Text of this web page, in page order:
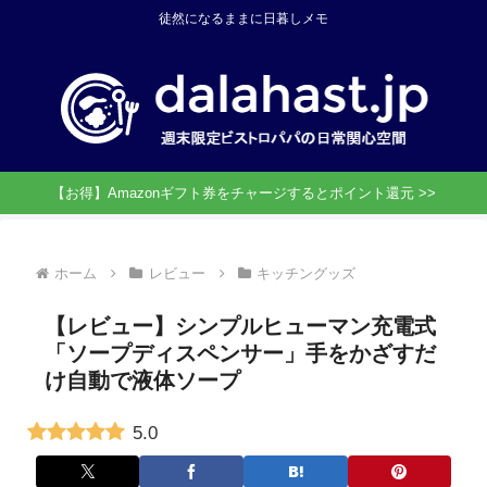
徒然になるままに日暮しメモ
【お得】Amazonギフト券をチャージするとポイント還元 >>
ホーム レビュー キッチングッズ
【レビュー】シンプルヒューマン充電式
「ソープディスペンサー」手をかざすだ
け自動で液体ソープ
5.0